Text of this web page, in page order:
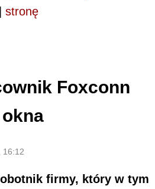
stronę
Foxconn
16:12
firmy, który w tym